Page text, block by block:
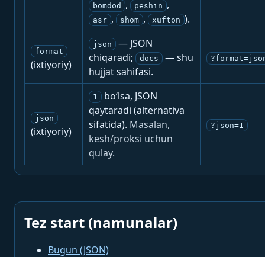
bomdod , peshin ,
asr , shom , xufton ).
format
(ixtiyoriy)
json
— JSON
chiqaradi;
docs
— shu
hujjat sahifasi.
json
(ixtiyoriy)
1
bo‘lsa, JSON
qaytaradi (alternativa
sifatida). Masalan,
kesh/proksi uchun
qulay.
?json=1
Tez start (namunalar)
Bugun (JSON)